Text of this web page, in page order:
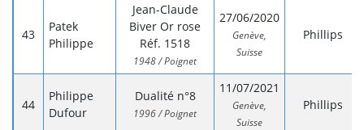
Patek
Philippe
Jean-Claude
Biver Or rose
Réf. 1518
1948 / Poignet
27/06/2020
Genève,
Suisse
Phillips
Philippe
Dufour
Dualité n°8
1996 / Poignet
11/07/2021
Genève,
Suisse
Phillips